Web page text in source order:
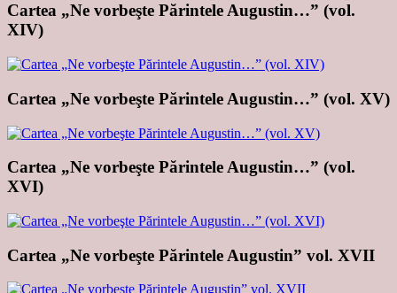
Cartea „Ne vorbeşte Părintele Augustin…” (vol.
XIV)
Cartea „Ne vorbeşte Părintele Augustin…” (vol. XV)
Cartea „Ne vorbeşte Părintele Augustin…” (vol.
XVI)
Cartea „Ne vorbeşte Părintele Augustin” vol. XVII